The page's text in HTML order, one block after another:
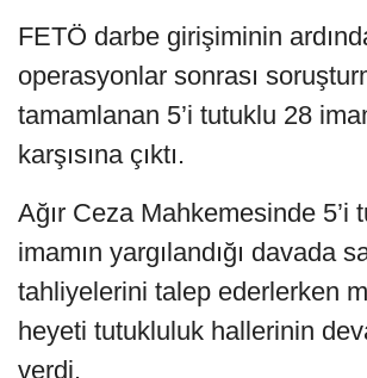
FETÖ darbe girişiminin
operasyonlar sonrası
tamamlanan 5’i tutuklu 28
karşısına çıktı.
Ağır Ceza Mahkemesinde 5’i
imamın yargılandığı davada
tahliyelerini talep ederlerken
heyeti tutukluluk hallerinin
verdi.